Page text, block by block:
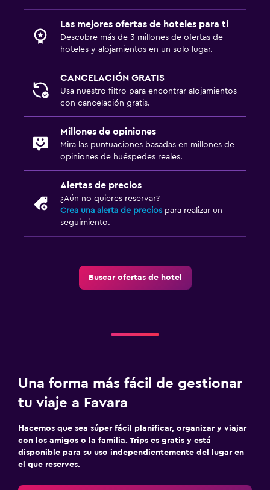
Enchufe cerca de la cama
Perchero
Armario o clóset
Sistema de entretenimiento
TV de pantalla plana
Zona de trabajo
Fax/fotocopiadora
Escritorio
Cámaras CCTV en zonas comunes
Ideal para familias
Comidas para niños
Las mejores ofertas de hoteles para ti
Descubre más de 3 millones de ofertas de
hoteles y alojamientos en un solo lugar.
CANCELACIÓN GRATIS
Usa nuestro filtro para encontrar alojamientos
con cancelación gratis.
Millones de opiniones
Mira las puntuaciones basadas en millones de
opiniones de huéspedes reales.
Alertas de precios
¿Aún no quieres reservar?
Crea una alerta de precios para realizar un
seguimiento.
Buscar ofertas de hotel
Una forma más fácil de gestionar
tu viaje a Favara
Hacemos que sea súper fácil planificar, organizar y viajar
con los amigos o la familia. Trips es gratis y está
disponible para su uso independientemente del lugar en
el que reserves.